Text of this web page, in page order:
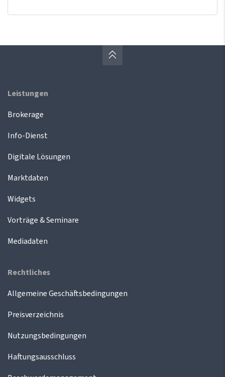
Leistungen
Brokerage
Info-Dienst
Digitale Lösungen
Marktdaten
Widgets
Vorträge & Seminare
Mediadaten
Rechtliches
Allgemeine Geschäftsbedingungen
Preisverzeichnis
Nutzungsbedingungen
Haftungsausschluss